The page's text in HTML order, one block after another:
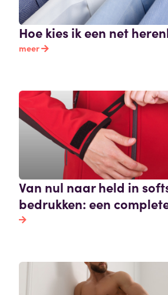
Hoe kies ik een net
meer
Van nul naar held in
bedrukken: een